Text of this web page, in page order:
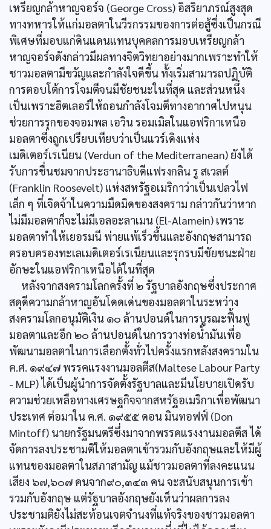
เหรียญกล้าหาญจอร์จ (George Cross) อิสริยาภรณ์สูงสุด
ทางทหารให้แก่มอลตาในวีรกรรมของการต่อสู้ซึ่งเป็นกรณี
พิเศษที่มอบแก่ดินแดนแทนบุคคลการมอบเหรียญกล้า
หาญจอร์จดังกล่าวมีผลทางจิตวิทยาอย่างมากเพราะทำให้
ชาวมอลตามีขวัญและกำลังใจดีขึ้น ทั้งเริ่มสามารถปฏิบัติ
การตอบโต้การโจมตีจนมีชัยชนะในที่สุด และส่วนหนึ่ง
เป็นเพราะฮิตเลอร์ให้ถอนกำลังโจมตีทางอากาศไปหนุน
ช่วยการรุกของจอมพล เอวิน รอมเมิลในแอฟริกาเหนือ
มอลตาซึ่งถูกเปรียบเทียบว่าเป็นแวร์เดิงแห่ง
เมดิเตอร์เรเนียน (Verdun of the Mediterranean) ยังได้
รับการชื่นชมจากประธานาธิบดีแฟรงกลิน รู สเวลต์
(Franklin Roosevelt) แห่งสหรัฐอเมริกาว่าเป็นเปลวไฟ
เล็ก ๆ ที่เจิดจ้าในความมืดมิดของสงคราม กล่าวกันว่าหาก
ไม่มีมอลตาก็จะไม่มีเอลอะลาเมน (El-Alamein) เพราะ
มอลตาทำให้เยอรมนี พ่ายแพ้เร็วขึ้นและอังกฤษสามารถ
ครอบครองทะเลเมดิเตอร์เรเนียนและรุกรบมีชัยชนะฝ่าย
อักษะในแอฟริกาเหนือได้ในที่สุด
หลังจากสงครามโลกครั้งที่ ๒ รัฐบาลอังกฤษซึ่งประกาศ
สดุดีความกล้าหาญอันโดดเด่นของมอลตาในระหว่าง
สงครามโลกอนุมัติเงิน ๑๐ ล้านปอนด์ในการบูรณะฟื้นฟู
มอลตาและอีก ๒๐ ล้านปอนด์ในการวางท่อน้ำมันเพื่อ
พัฒนามอลตาในการเลือกตั้งทั่วไปครั้งแรกหลังสงครามใน
ค.ศ. ๑๙๔๗ พรรคแรงงานมอลตีส(Maltese Labour Party
- MLP) ได้เป็นผู้นำการจัดตั้งรัฐบาลและมีนโยบายเปิดรับ
ความช่วยเหลือทางเศรษฐกิจจากสหรัฐอเมริกาเพื่อพัฒนา
ประเทศ ต่อมาใน ค.ศ. ๑๙๕๕ ดอน มินทอฟฟ์ (Don
Mintoff) นายกรัฐมนตรีซึ่งมาจากพรรคแรงงานมอลตีส ได้
จัดการลงประชามติให้มอลตาเข้ารวมกับอังกฤษและให้มีผู้
แทนของมอลตาในสภาสามัญ แม้ชาวมอลตาที่ลงคะแนน
เสียง ๖๗,๖๐๗ คนจาก๙๐,๓๔๓ คน จะสนับสนุนการเข้า
รวมกับอังกฤษ แต่รัฐบาลอังกฤษยังเห็นว่าผลการลง
ประชามติยังไม่สะท้อนเจตจำนงที่แท้จริงของชาวมอลตา